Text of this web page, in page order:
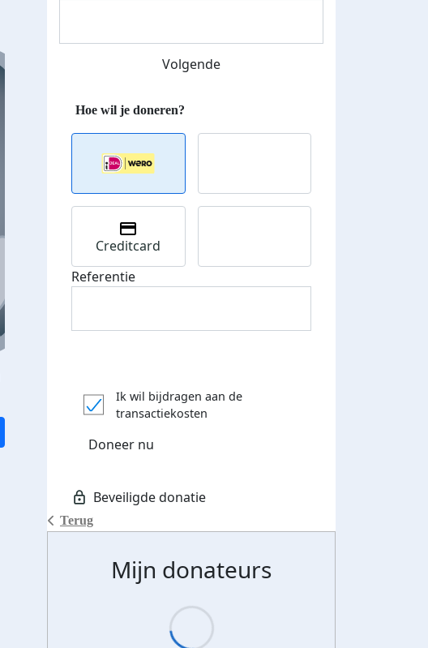
Volgende
Terug
Creditcard
Referentie
Ik wil bijdragen aan de
transactiekosten
Doneer nu
Mijn donateurs